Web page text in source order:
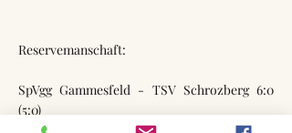
Reservemanschaft:
SpVgg Gammesfeld - TSV Schrozberg 6:0
(5:0)
Torschützen: Timo Schmieg (22., 42.), Joshua